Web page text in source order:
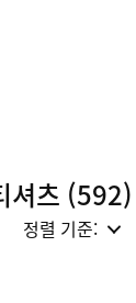
셔츠 (592)
정렬 기준: